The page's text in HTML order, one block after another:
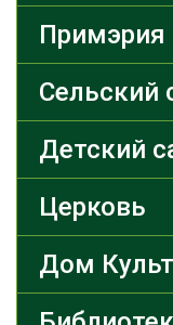
Примэрия
Сельский
Детский
Церковь
Дом